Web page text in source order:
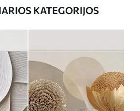
KATEGORIJOS